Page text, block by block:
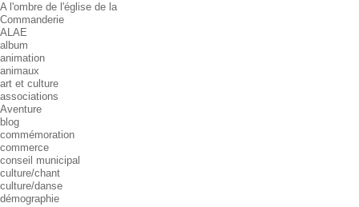
A l'ombre de l'église de la
Commanderie
ALAE
album
animation
animaux
art et culture
associations
Aventure
blog
commémoration
commerce
conseil municipal
culture/chant
culture/danse
démographie